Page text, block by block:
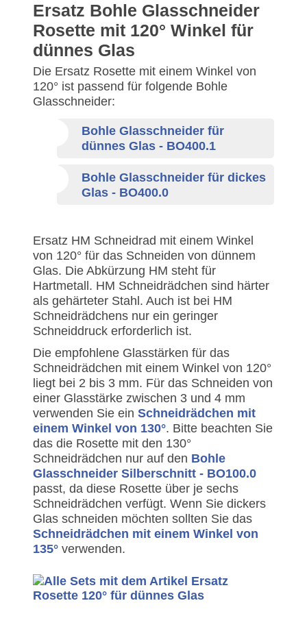
Ersatz Bohle Glasschneider
Rosette mit 120° Winkel für
dünnes Glas
Die Ersatz Rosette mit einem Winkel von
120° ist passend für folgende Bohle
Glasschneider:
Bohle Glasschneider für
dünnes Glas - BO400.1
Bohle Glasschneider für dickes
Glas - BO400.0
Ersatz HM Schneidrad mit einem Winkel
von 120° für das Schneiden von dünnem
Glas. Die Abkürzung HM steht für
Hartmetall. HM Schneidrädchen sind härter
als gehärteter Stahl. Auch ist bei HM
Schneidrädchens nur ein geringer
Schneiddruck erforderlich ist.
Die empfohlene Glasstärken für das
Schneidrädchen mit einem Winkel von 120°
liegt bei 2 bis 3 mm. Für das Schneiden von
einer Glasstärke zwischen 3 und 4 mm
verwenden Sie ein Schneidrädchen mit
einem Winkel von 130°. Bitte beachten Sie
das die Rosette mit den 130°
Schneidrädchen nur auf den Bohle
Glasschneider Silberschnitt - BO100.0
passt, da diese Rosette über je sechs
Schneidrädchen verfügt. Wenn Sie dickers
Glas schneiden möchten sollten Sie das
Schneidrädchen mit einem Winkel von
135° verwenden.